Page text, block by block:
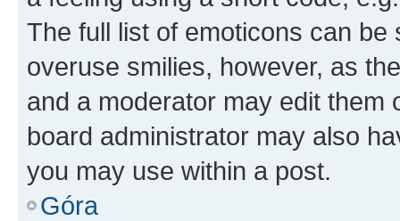
The full list of emoticons can
overuse smilies, however, as
and a moderator may edit them
board administrator may also
you may use within a post.
Góra